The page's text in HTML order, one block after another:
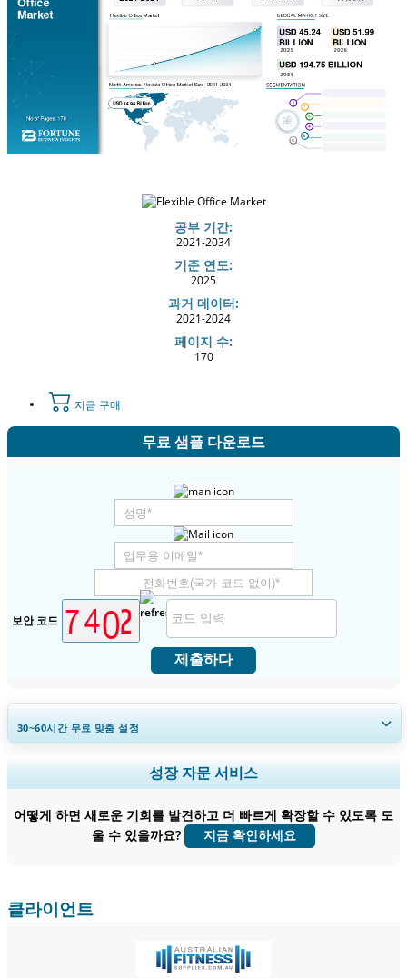
공부 기간:
2021-2034
기준 연도:
2025
과거 데이터:
2021-2024
페이지 수:
170
지금 구매
무료 샘플 다운로드
보안 코드
제출하다
30~60시간무료 맞춤 설정
지역 및 국가 범위 확장, 세그먼트 분석, 기업 프로필, 경쟁 벤치마킹, 및 최
종 사용자 인사이트.
지금 맞춤 설정
성장 자문 서비스
어떻게 하면 새로운 기회를 발견하고 더 빠르게 확장할 수 있도록 도
울 수 있을까요?
지금 확인하세요
클라이언트